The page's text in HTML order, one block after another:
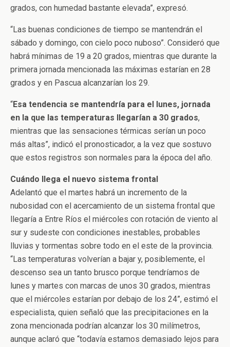
grados, con humedad bastante elevada”, expresó.
“Las buenas condiciones de tiempo se mantendrán el
sábado y domingo, con cielo poco nuboso”. Consideró que
habrá mínimas de 19 a 20 grados, mientras que durante la
primera jornada mencionada las máximas estarían en 28
grados y en Pascua alcanzarían los 29.
“Esa tendencia se mantendría para el lunes, jornada
en la que las temperaturas llegarían a 30 grados,
mientras que las sensaciones térmicas serían un poco
más altas”, indicó el pronosticador, a la vez que sostuvo
que estos registros son normales para la época del año.
Cuándo llega el nuevo sistema frontal
Adelantó que el martes habrá un incremento de la
nubosidad con el acercamiento de un sistema frontal que
llegaría a Entre Ríos el miércoles con rotación de viento al
sur y sudeste con condiciones inestables, probables
lluvias y tormentas sobre todo en el este de la provincia.
“Las temperaturas volverían a bajar y, posiblemente, el
descenso sea un tanto brusco porque tendríamos de
lunes y martes con marcas de unos 30 grados, mientras
que el miércoles estarían por debajo de los 24”, estimó el
especialista, quien señaló que las precipitaciones en la
zona mencionada podrían alcanzar los 30 milímetros,
aunque aclaró que “todavía estamos demasiado lejos para